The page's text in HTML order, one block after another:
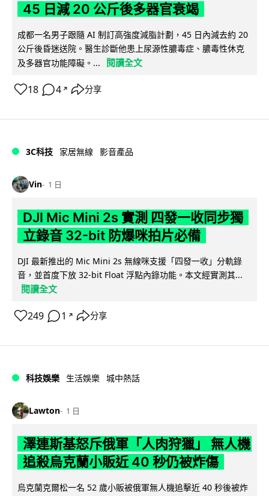
45 日減 20 公斤後多器官衰竭
成都一名男子跟隨 AI 制訂高強度減脂計劃，45 日內減去約 20
公斤後昏迷送院。醫生診斷他患上尿源性膿毒症、膿毒性休克
及多器官功能障礙。...
閱讀全文
18 4 ↗ 分享
3C科技 家居無線 影音產品
Vin 1 日
DJI Mic Mini 2s 實測 四發一收同步獨
立錄音 32-bit 防爆咪拍片必備
DJI 最新推出的 Mic Mini 2s 無線咪支援「四發一收」分軌錄
音，並首度下放 32-bit Float 浮點內錄功能。本文經實測其...
閱讀全文
249 1 ↗ 分享
科技娛樂 生活娛樂 城中熱話
Lawton 1 日
澤連斯基怒斥俄軍「人肉狩獵」 無人機
追殺烏克蘭小販近 40 秒仍被炸傷
烏克蘭克爾松一名 52 歲小販被俄軍無人機追擊近 40 秒後被炸